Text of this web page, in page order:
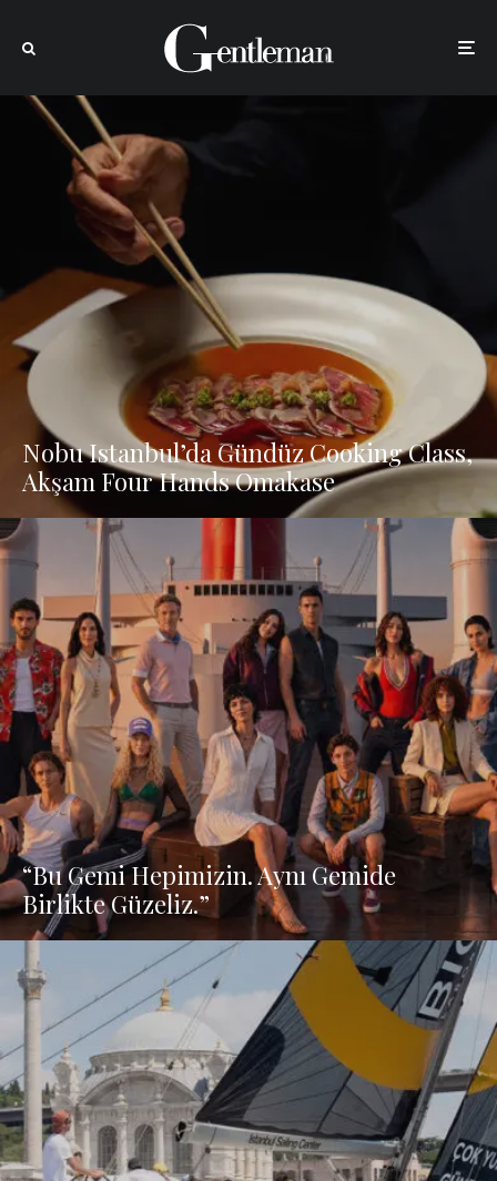
Nobu Istanbul’da Gündüz Cooking Class,
Akşam Four Hands Omakase
“Bu Gemi Hepimizin. Aynı Gemide
Birlikte Güzeliz.”